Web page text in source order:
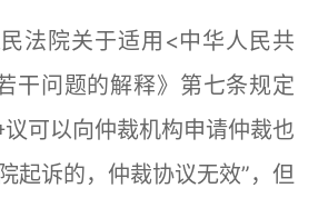
院关于适用<中华人民共
干问题的解释》第七条规定
议可以向仲裁机构申请仲裁也
起诉的，仲裁协议无效”，但